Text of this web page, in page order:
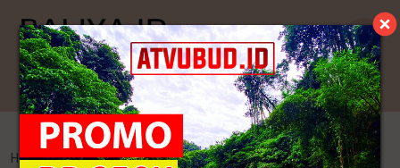
Kategori
Home >Kebaya Jadi >Kebaya Lengan Panjang